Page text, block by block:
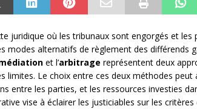
juridique où les tribunaux sont engorgés et les
modes alternatifs de règlement des différends
et l’arbitrage représentent deux
limites. Le choix entre ces deux méthodes peut
entre les parties, et les ressources investies
vise à éclairer les justiciables sur les